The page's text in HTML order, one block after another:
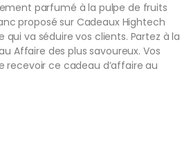
parfumé à la pulpe de fruits
proposé sur Cadeaux Hightech
va séduire vos clients. Partez à la
Affaire des plus savoureux. Vos
recevoir ce cadeau d’affaire au